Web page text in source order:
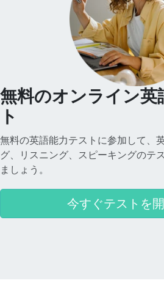
無料のオンライン英
ト
無料の英語能力テストに参加して、
グ、リスニング、スピーキングのテ
ましょう。
今すぐテストを